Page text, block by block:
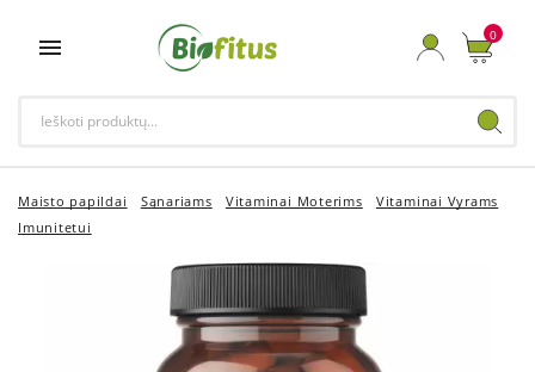
 0
Maisto papildai Sąnariams Vitaminai Moterims
Vitaminai Vyrams
Imunitetui